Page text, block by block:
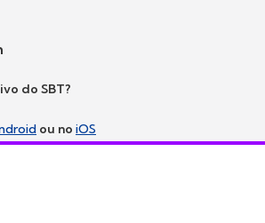
do SBT?
ou no iOS